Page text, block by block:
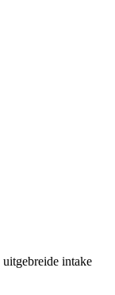
uitgebreide intake